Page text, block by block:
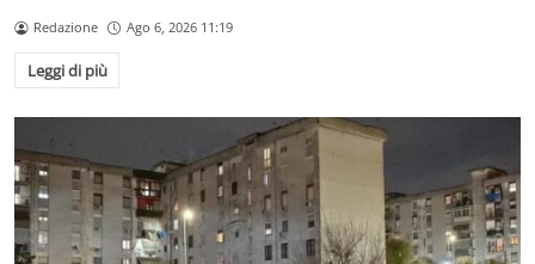
Redazione Ago 6, 2026 11:19
Leggi di più